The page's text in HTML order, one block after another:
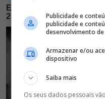
Publicidade e
publicidade e
desenvolvimento
Armazenar e/ou
dispositivo
Saiba mais
Os seus dados pessoais